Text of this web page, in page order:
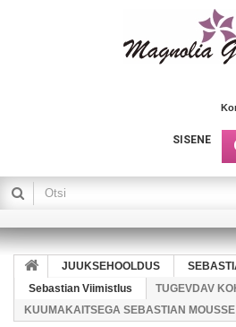
SISENE
JUUKSEHOOLDUS
Sebastian Viimistlus
TUGEVDAV
KUUMAKAITSEGA SEBASTIAN